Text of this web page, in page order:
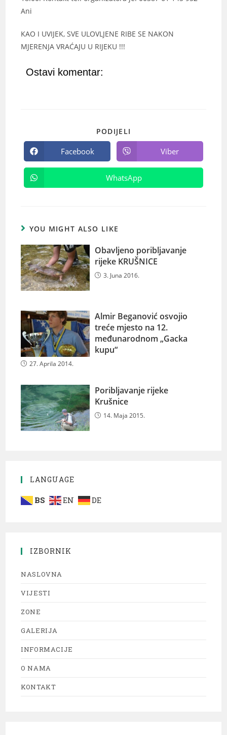
Ani
KAO I UVIJEK, SVE ULOVLJENE RIBE SE NAKON
MJERENJA VRAĆAJU U RIJEKU !!!
Ostavi komentar:
PODIJELI
Facebook Viber
WhatsApp
YOU MIGHT ALSO LIKE
Obavljeno poribljavanje
rijeke KRUŠNICE
3. Juna 2016.
Almir Beganović osvojio
treće mjesto na 12.
međunarodnom „Gacka
kupu“
27. Aprila 2014.
Poribljavanje rijeke
Krušnice
14. Maja 2015.
LANGUAGE
BS EN DE
IZBORNIK
NASLOVNA
VIJESTI
ZONE
GALERIJA
INFORMACIJE
O NAMA
KONTAKT